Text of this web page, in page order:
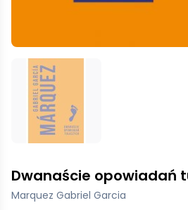
Dwanaście opowiadań
Marquez Gabriel Garcia